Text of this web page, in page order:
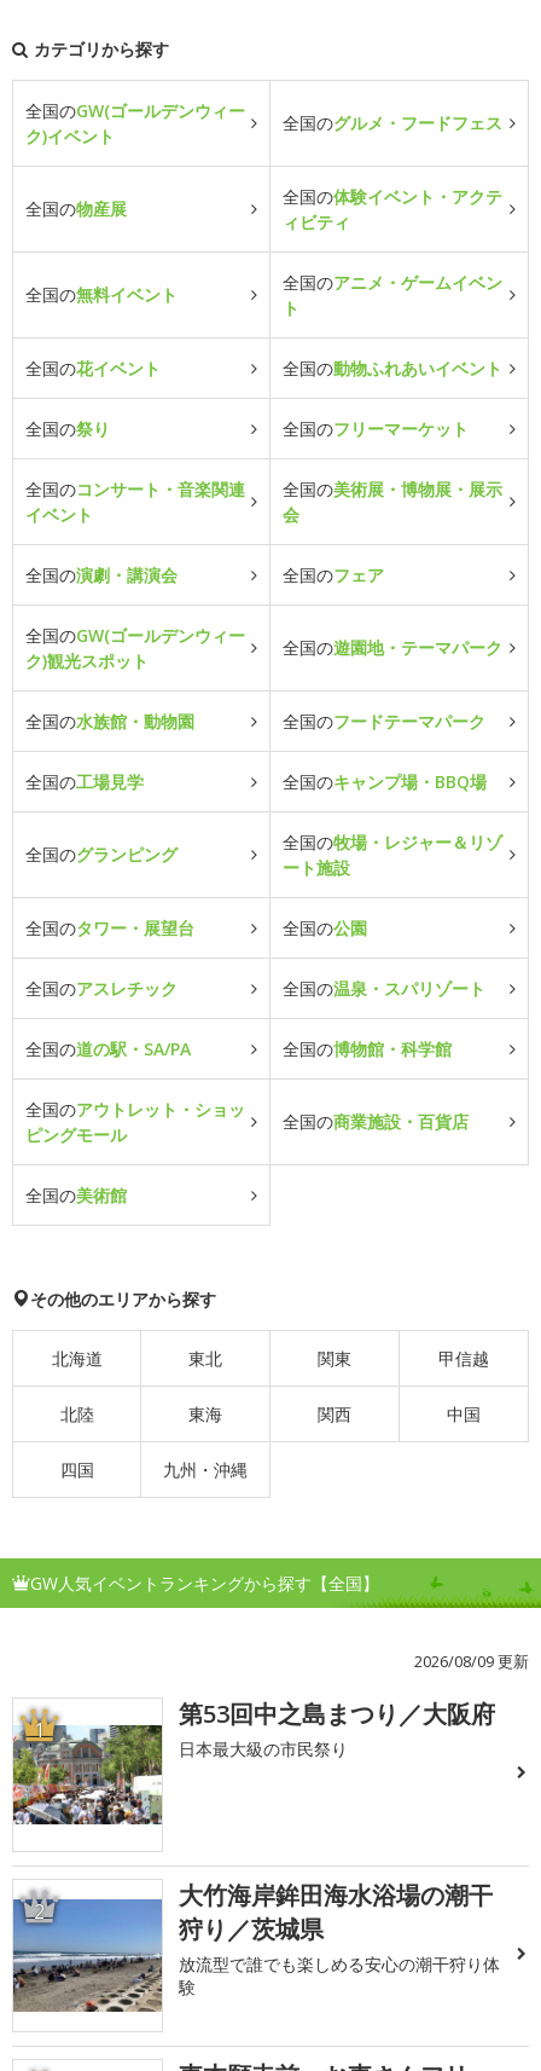
カテゴリから探す
全国のGW(ゴールデンウィー
ク)イベント
全国のグルメ・フードフェス
全国の物産展
全国の体験イベント・アクテ
ィビティ
全国の無料イベント
全国のアニメ・ゲームイベン
ト
全国の花イベント 全国の動物ふれあいイベント
全国の祭り 全国のフリーマーケット
全国のコンサート・音楽関連
イベント
全国の美術展・博物展・展示
会
全国の演劇・講演会 全国のフェア
全国のGW(ゴールデンウィー
ク)観光スポット
全国の遊園地・テーマパーク
全国の水族館・動物園 全国のフードテーマパーク
全国の工場見学 全国のキャンプ場・BBQ場
全国のグランピング
全国の牧場・レジャー＆リゾ
ート施設
全国のタワー・展望台 全国の公園
全国のアスレチック 全国の温泉・スパリゾート
全国の道の駅・SA/PA 全国の博物館・科学館
全国のアウトレット・ショッ
ピングモール
全国の商業施設・百貨店
全国の美術館
その他のエリアから探す
北海道 東北 関東 甲信越
北陸 東海 関西 中国
四国 九州・沖縄
GW人気イベントランキングから探す【全国】
2026/08/09 更新
1 第53回中之島まつり／大阪府
日本最大級の市民祭り
2
大竹海岸鉾田海水浴場の潮干
狩り／茨城県
放流型で誰でも楽しめる安心の潮干狩り体
験